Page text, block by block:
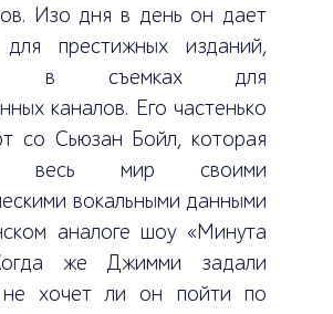
Изо дня в день он дает
для престижных изданий,
в съемках для
каналов. Его частенько
со Сьюзан Бойл, которая
весь мир своими
вокальными данными
аналоге шоу «Минута
же Джимми задали
хочет ли он пойти по